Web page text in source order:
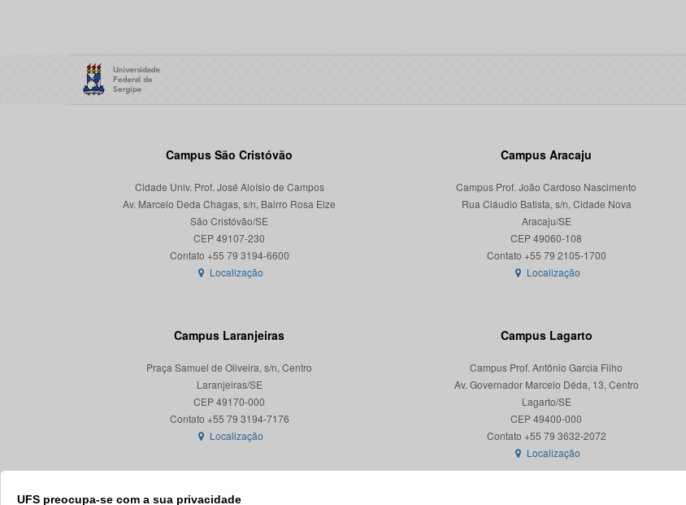
UFS preocupa-se com a sua privacidade
Campus São Cristóvão
Cidade Univ. Prof. José Aloísio de Campos
Av. Marcelo Deda Chagas, s/n, Bairro Rosa Elze
São Cristóvão/SE
CEP 49107-230
Localização
Campus Aracaju
Campus Prof. João Cardoso Nascimento
Rua Cláudio Batista, s/n, Cidade Nova
Aracaju/SE
CEP 49060-108
Localização
Campus Laranjeiras
Praça Samuel de Oliveira, s/n, Centro
Laranjeiras/SE
CEP 49170-000
Localização
Campus Lagarto
Campus Prof. Antônio Garcia Filho
Av. Governador Marcelo Déda, 13, Centro
Lagarto/SE
CEP 49400-000
Localização